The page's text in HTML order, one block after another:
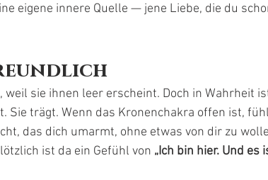
eigene innere Quelle — jene Liebe, die du
sie ihnen leer erscheint. Doch in Wahrheit
Sie trägt. Wenn das Kronenchakra offen ist,
das dich umarmt, ohne etwas von dir zu
ist da ein Gefühl von „Ich bin hier. Und es